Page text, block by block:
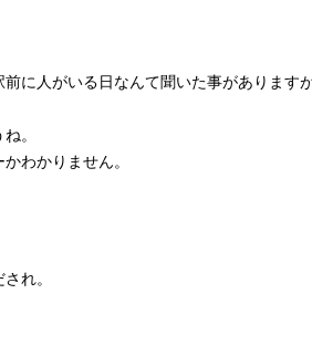
に人がいる日なんて聞いた事があります
。
わかりません。
れ。